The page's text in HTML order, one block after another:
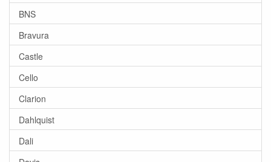
BNS
Bravura
Castle
Cello
Clarion
Dahlquist
Dali